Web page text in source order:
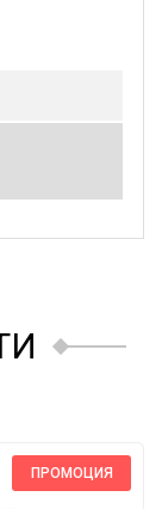
ПРОМОЦИЯ